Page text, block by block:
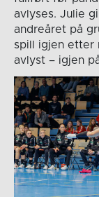
avlyses. Julie
andreåret på
spill igjen etter
avlyst – igjen